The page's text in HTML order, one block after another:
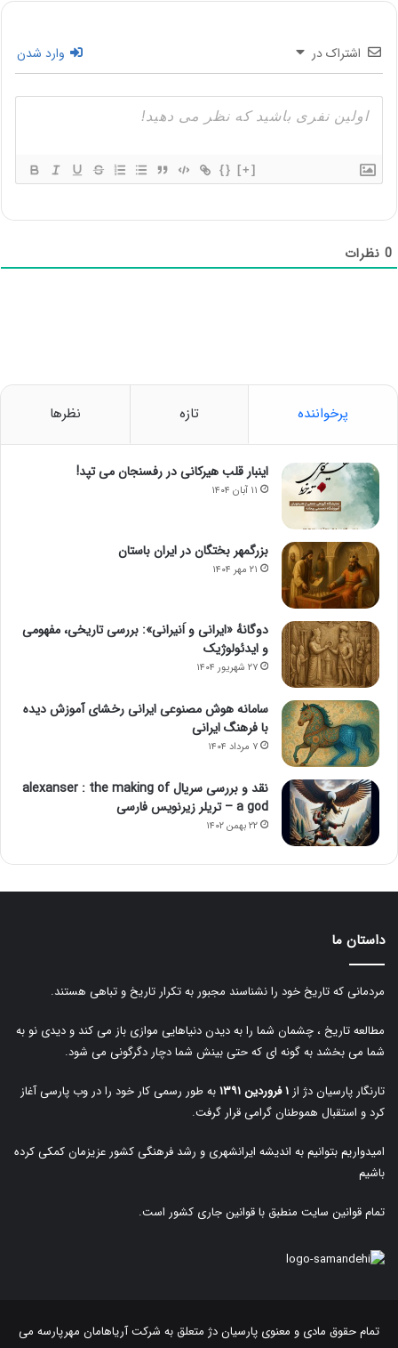
اشتراک در وارد شدن
{} [+]
0 نظرات
پرخواننده تازه نظرها
اینبار قلب هیرکانی در رفسنجان می تپد!
۱۱ آبان ۱۴۰۴
بزرگمهر بختگان در ایران باستان
۲۱ مهر ۱۴۰۴
دوگانهٔ «ایرانی و اَنیرانی»: بررسی تاریخی، مفهومی
و ایدئولوژیک
۲۷ شهریور ۱۴۰۴
سامانه هوش مصنوعی ایرانی رخشای آموزش دیده
با فرهنگ ایرانی
۷ مرداد ۱۴۰۴
نقد و بررسی سریال alexanser : the making of
a god – تریلر زیرنویس فارسی
۲۲ بهمن ۱۴۰۲
داستان ما
مردمانی که تاریخ خود را نشناسند مجبور به تکرار تاریخ و تباهی هستند.
مطالعه تاریخ ، چشمان شما را به دیدن دنیاهایی موازی باز می کند و دیدی نو به
شما می بخشد به گونه ای که حتی بینش شما دچار دگرگونی می شود.
تارنگار پارسیان دژ از۱ فروردین ۱۳۹۱
به طور رسمی کار خود را در وب پارسی آغاز
کرد و استقبال هموطنان گرامی قرار گرفت.
امیدواریم بتوانیم به اندیشه ایرانشهری و رشد فرهنگی کشور عزیزمان کمکی کرده
باشیم
تمام قوانین سایت منطبق با قوانین جاری کشور است.
تمام حقوق مادی و معنوی پارسیان دژ متعلق به شرکت آریاهامان مهرپارسه می